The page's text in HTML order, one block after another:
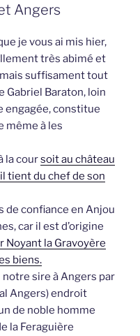
Angers
je vous ai mis hier,
très abimé et
suffisament tout
Gabriel Baraton, loin
engagée, constitue
même à les
la coursoit au château
tient du chef de son
de confiance en Anjou
car il est d’origine
Noyant la Gravoyère
biens.
sire à Angers par
Angers) endroit
de noble homme
la Feraguière